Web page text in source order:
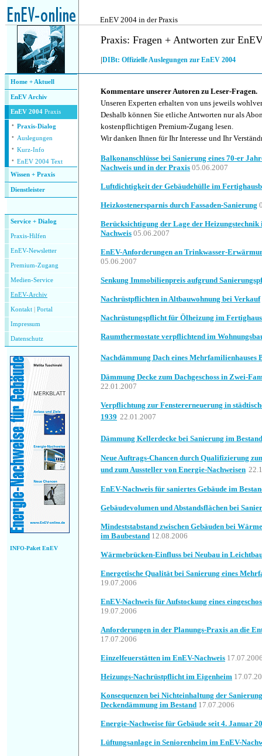
EnEV 2004 in der Praxis
Praxis: Fragen + Antworten zur
|DIBt: Offizielle Auslegungen zur EnEV 2004
Home + Aktuell
EnEV Archiv
EnEV 2004 Praxis
· Praxis-Dialog
· Auslegungen
· Kurz-Info
· EnEV 2004 Text
Wissen + Praxis
Dienstleister
Service + Dialog
Praxis-Hilfen
EnEV-Newsletter
Premium-Zugang
Medien-Service
EnEV-Archiv
Kontakt Portal
Impressum
Datenschutz
INFO-Paket EnEV
Kommentare unserer Autoren zu Leser-Fragen.
Unseren Experten erhalten von uns jeweils
Deshalb können Sie etliche Antworten nur als
kostenpflichtigen Premium-Zugang lesen.
Wir danken Ihnen für Ihr Interesse und Ihr
Balkonanschlüsse bei Sanierung eines 70-er
Nachweis und in der Praxis 05.06.2007
Luftdichtigkeit der Gebäudehülle im
Heizkostenersparnis durch Fassaden-Sanierung
Berücksichtigung der Lage der Heizungstechnik
Nachweis 05.06.2007
EnEV-Anforderungen an Trinkwasser-
05.06.2007
Senkung Immobilienpreis aufgrund
Nachrüstpflichten in Altbauwohnung bei Verkauf
Nachrüstungspflicht für Ölheizung im Fertighaus
Raumthermostate verpflichtend im
Nachdämmung Dach eines Mehrfamilienhauses
Dämmung Decke zum Dachgeschoss in Zwei-
22.01.2007
Verpflichtung zur Fenstererneuerung in
1939 22.01.2007
Dämmung Kellerdecke bei Sanierung im Bestand
Neue Auftrags-Chancen durch Qualifizierung
und zum Aussteller von Energie-Nachweisen
EnEV-Nachweis für saniertes Gebäude im
Gebäudevolumen und Abstandsflächen bei
Mindeststabstand zwischen Gebäuden bei
im Baubestand 12.08.2006
Wärmebrücken-Einfluss bei Neubau in
Energetische Qualität bei Sanierung eines
19.07.2006
EnEV-Nachweis für Aufstockung eines
19.07.2006
Anforderungen in der Planungs-Praxis an die
17.07.2006
Einzelfeuerstätten im EnEV-Nachweis
Heizungs-Nachrüstpflicht im Eigenheim
Konsequenzen bei Nichteinhaltung der
Deckendämmung im Bestand 17.07.2006
Energie-Nachweise für Gebäude seit 4. Januar
Lüftungsanlage in Seniorenheim im EnEV-